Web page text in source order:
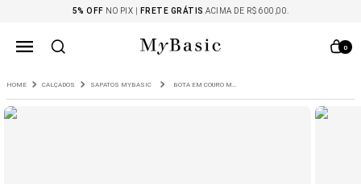
5% OFF NO PIX | FRETE GRÁTIS ACIMA DE R$ 600,00.
0
CALÇADOS SAPATOS MYBASIC BOTA EM COURO MAYOTTE CAFE